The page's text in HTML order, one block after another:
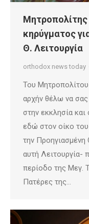
κηρύγματος
Θ. Λειτουργία
orthodox news today
Του
αρχήν θέλω να
στην εκκλησία
εδώ στον οίκο
την Προηγιασμένη
αυτή Λειτουργία-
περίοδο της Μεγ.
Πατέρες της…